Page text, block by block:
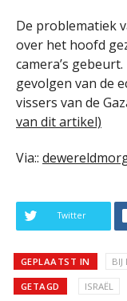
De problematiek
over het hoofd
camera’s
gevolgen van de
vissers van de
van dit artikel)
Via::
Twitter
GEPLAATST IN BIJ
GETAGD ISRAËL